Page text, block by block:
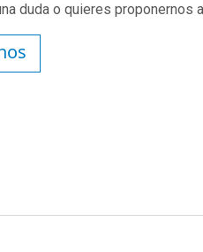
duda o quieres proponernos